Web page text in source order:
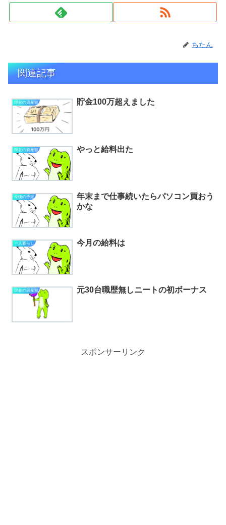
ちたん
関連記事
現在の資産額 貯金100万超えました
現在の資産額 やっと給料出た
今後の予定
年末まで仕事続いたらパソコン買おう
かな
一人暮らし 今月の給料は
現在の資産額 元30台職歴無しニートの初ボーナス
スポンサーリンク